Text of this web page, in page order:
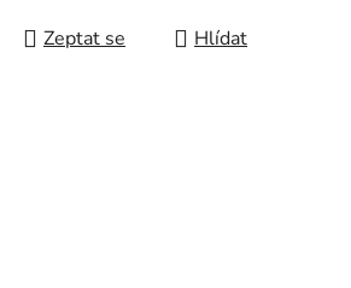
Zeptat se
Hlídat